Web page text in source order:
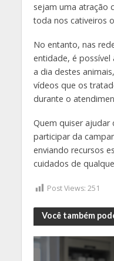
sejam uma atração
toda nos cativeiros
No entanto, nas
entidade, é
a dia destes
vídeos que os
durante o
Quem quiser
participar da
enviando recursos
cuidados de
Post Views: 251
Você também